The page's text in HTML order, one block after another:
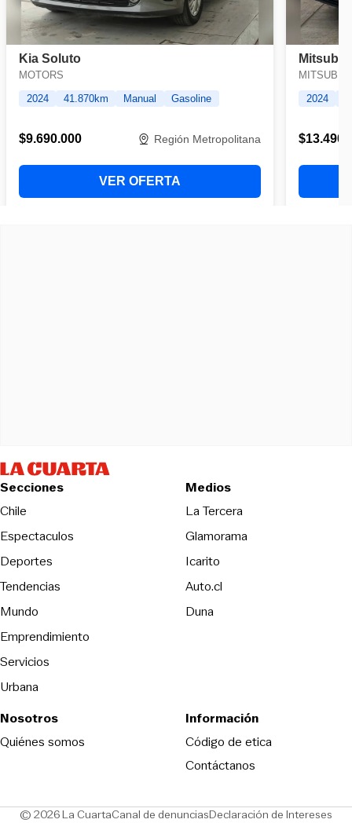
Secciones
Chile
Espectaculos
Deportes
Tendencias
Mundo
Emprendimiento
Servicios
Urbana
Medios
La TerceraOpens in new
Glamorama
Icarito
Auto.cl
DunaOpens in new window
Nosotros
Quiénes somos
Información
Código de eticaOpens in new
Contáctanos
© 2026 La CuartaCanal de denunciasOpens in new window
Declaración de Intereses